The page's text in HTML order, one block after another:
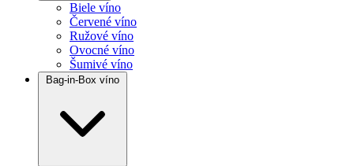
Biele víno
Červené víno
Ružové víno
Ovocné víno
Šumivé víno
Bag-in-Box víno